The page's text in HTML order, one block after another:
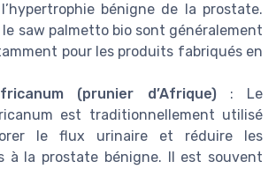
bénigne de la prostate.
le saw palmetto bio sont généralement
pour les produits fabriqués en
(prunier d’Afrique): Le
est traditionnellement utilisé
le flux urinaire et réduire les
à la prostate bénigne. Il est souvent